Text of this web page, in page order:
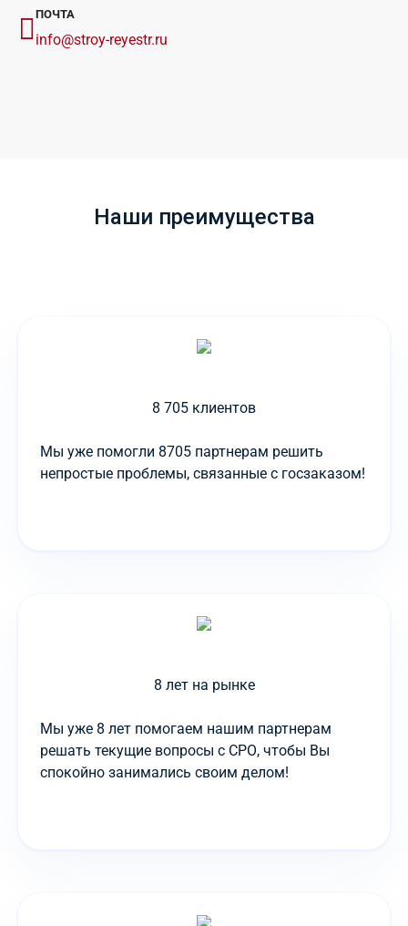
ПОЧТА
info@stroy-reyestr.ru
Наши преимущества
8 705 клиентов
Мы уже помогли 8705 партнерам решить
непростые проблемы, связанные с госзаказом!
8 лет на рынке
Мы уже 8 лет помогаем нашим партнерам
решать текущие вопросы с СРО, чтобы Вы
спокойно занимались своим делом!